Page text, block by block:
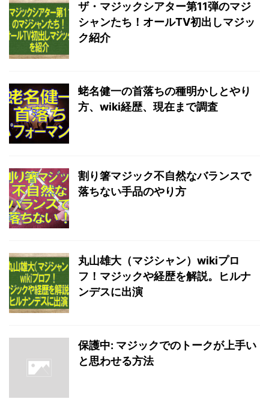
ザ・マジックシアター第11弾のマジ
シャンたち！オールTV初出しマジッ
ク紹介
蛯名健一の首落ちの種明かしとやり
方、wiki経歴、現在まで調査
割り箸マジック不自然なバランスで
落ちない手品のやり方
丸山雄大（マジシャン）wikiプロ
フ！マジックや経歴を解説。ヒルナ
ンデスに出演
保護中: マジックでのトークが上手い
と思わせる方法